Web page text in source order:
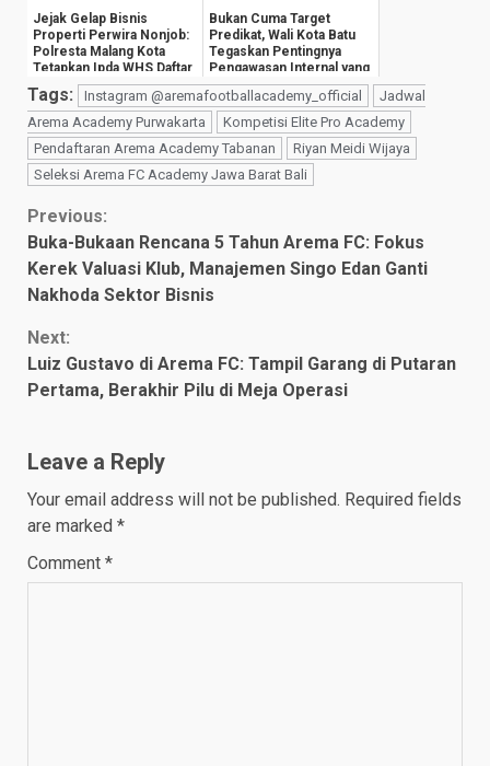
Jejak Gelap Bisnis
Properti Perwira Nonjob:
Polresta Malang Kota
Tetapkan Ipda WHS Daftar
Pencarian ...
Bukan Cuma Target
Predikat, Wali Kota Batu
Tegaskan Pentingnya
Pengawasan Internal yang
Humanis
Tags: Instagram @aremafootballacademy_official
Jadwal
Arema Academy Purwakarta
Kompetisi Elite Pro Academy
Pendaftaran Arema Academy Tabanan
Riyan Meidi Wijaya
Seleksi Arema FC Academy Jawa Barat Bali
Continue
Reading
Previous:
Buka-Bukaan Rencana 5 Tahun Arema FC: Fokus
Kerek Valuasi Klub, Manajemen Singo Edan Ganti
Nakhoda Sektor Bisnis
Next:
Luiz Gustavo di Arema FC: Tampil Garang di Putaran
Pertama, Berakhir Pilu di Meja Operasi
Leave a Reply
Your email address will not be published. Required fields
are marked *
Comment *